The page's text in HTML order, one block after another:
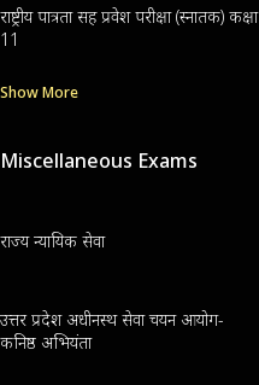
राष्ट्रीय पात्रता सह प्रवेश परीक्षा (स्नातक) कक्षा
11
Show More
Miscellaneous Exams
राज्य न्यायिक सेवा
उत्तर प्रदेश अधीनस्थ सेवा चयन आयोग-
कनिष्ठ अभियंता